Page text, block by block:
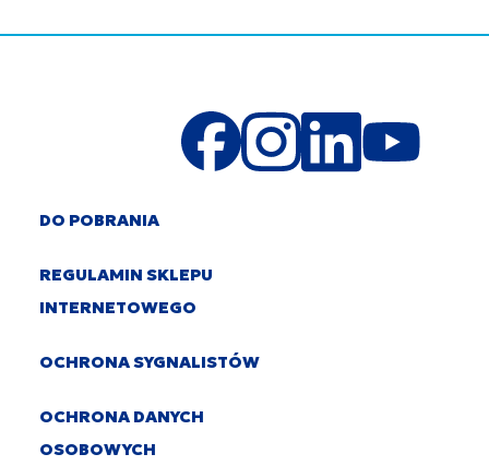
DO POBRANIA
REGULAMIN SKLEPU
INTERNETOWEGO
OCHRONA SYGNALISTÓW
OCHRONA DANYCH
OSOBOWYCH